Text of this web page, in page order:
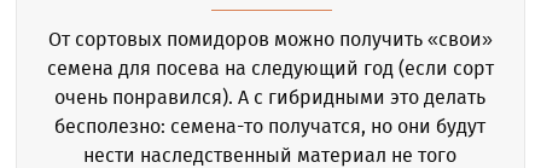
От сортовых помидоров можно получить «свои»
семена для посева на следующий год (если сорт
очень понравился). А с гибридными это делать
бесполезно: семена-то получатся, но они будут
нести наследственный материал не того